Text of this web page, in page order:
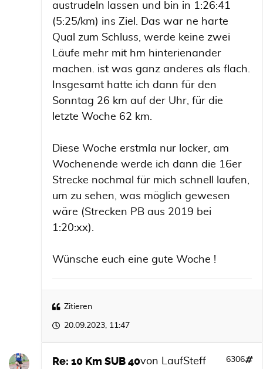
austrudeln lassen und bin in 1:26:41
(5:25/km) ins Ziel. Das war ne harte
Qual zum Schluss, werde keine zwei
Läufe mehr mit hm hinterienander
machen. ist was ganz anderes als flach.
Insgesamt hatte ich dann für den
Sonntag 26 km auf der Uhr, für die
letzte Woche 62 km.
Diese Woche erstmla nur locker, am
Wochenende werde ich dann die 16er
Strecke nochmal für mich schnell laufen,
um zu sehen, was möglich gewesen
wäre (Strecken PB aus 2019 bei
1:20:xx).
Wünsche euch eine gute Woche !
Zitieren
20.09.2023, 11:47
Re: 10 Km SUB 40 6306
von LaufSteff